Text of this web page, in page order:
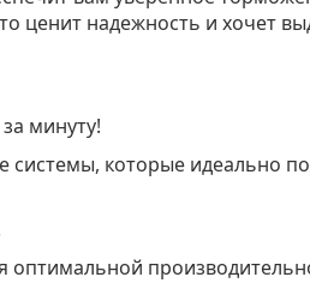
ценит надежность и хочет
минуту!
которые идеально
оптимальной